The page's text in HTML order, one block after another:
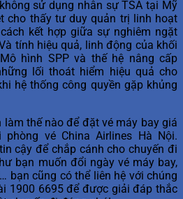
sử dụng nhân sự TSA tại Mỹ
cho thấy tư duy quản trị linh hoạt
kết hợp giữa sự nghiêm ngặt
tính hiệu quả, linh động của khối
hình SPP và thế hệ nâng cấp
lối thoát hiểm hiệu quả cho
hệ thống công quyền gặp khủng
làm thế nào để đặt vé máy bay giá
vé China Airlines Hà Nội.
cậy để chắp cánh cho chuyến đi
bạn muốn đổi ngày vé máy bay,
bạn cũng có thể liên hệ với chúng
1900 6695 để được giải đáp thắc